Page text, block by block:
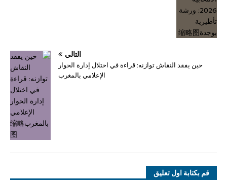
التالي
حين يفقد النقاش توازنه: قراءة في اختلال إدارة الحوار
الإعلامي بالمغرب
قم بكتابة اول تعليق